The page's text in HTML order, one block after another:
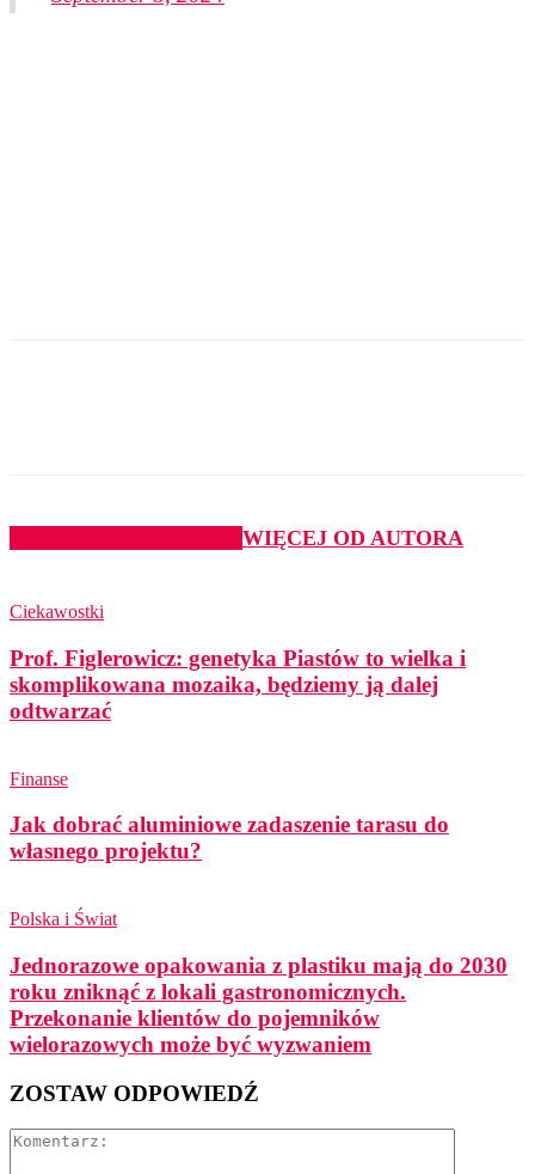
WIĘCEJ OD AUTORA
Ciekawostki
Prof. Figlerowicz: genetyka Piastów to wielka i
skomplikowana mozaika, będziemy ją dalej
odtwarzać
Finanse
Jak dobrać aluminiowe zadaszenie tarasu do
własnego projektu?
Polska i Świat
Jednorazowe opakowania z plastiku mają do 2030
roku zniknąć z lokali gastronomicznych.
Przekonanie klientów do pojemników
wielorazowych może być wyzwaniem
ZOSTAW ODPOWIEDŹ